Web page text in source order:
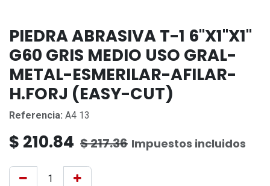
PIEDRA ABRASIVA T-1 6"X1"X1"
G60 GRIS MEDIO USO GRAL-
METAL-ESMERILAR-AFILAR-
H.FORJ (EASY-CUT)
Referencia: A4 13
$ 210.84 $217.36 Impuestos incluidos